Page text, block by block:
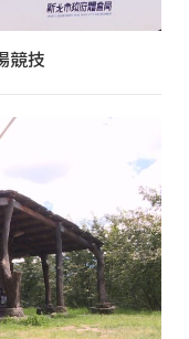
競技